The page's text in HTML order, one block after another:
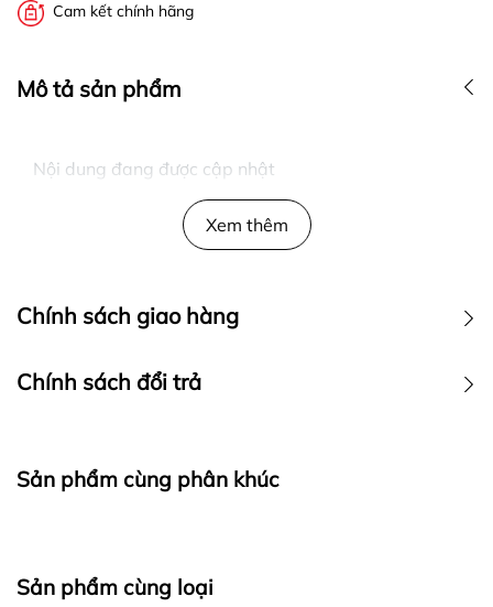
Cam kết chính hãng
Mô tả sản phẩm
Nội dung đang được cập nhật
Xem thêm
Chính sách giao hàng
Chính sách đổi trả
trải nghiệm mua sắm tốt nhất, các sản phẩm của
Sản phẩm cùng phân khúc
Sản phẩm cùng loại